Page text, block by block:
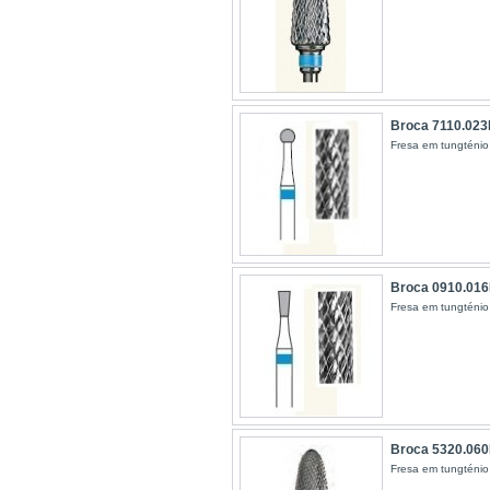
Broca
Fresa em
Broca
Fresa em
Broca
Fresa em